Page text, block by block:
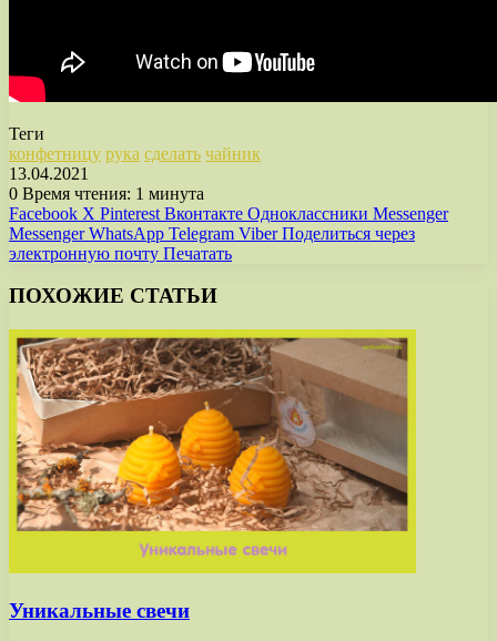
Теги
конфетницу рука сделать чайник
13.04.2021
0 Время чтения: 1 минута
Facebook X Pinterest Вконтакте Одноклассники Messenger
Messenger WhatsApp Telegram Viber Поделиться через
электронную почту Печатать
ПОХОЖИЕ СТАТЬИ
Уникальные свечи